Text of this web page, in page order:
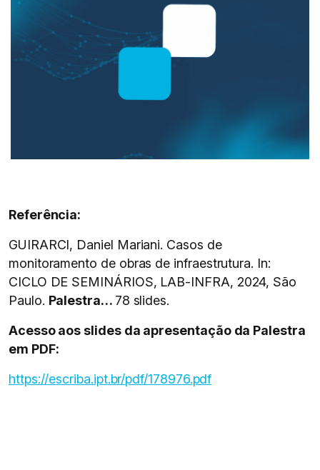
Referência:
GUIRARCI, Daniel Mariani. Casos de
monitoramento de obras de infraestrutura. In:
CICLO DE SEMINÁRIOS, LAB-INFRA, 2024, São
Paulo. Palestra… 78 slides.
Acesso aos slides da apresentação da Palestra
em PDF:
https://escriba.ipt.br/pdf/178976.pdf